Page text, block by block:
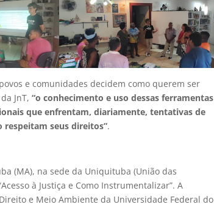
e comunidades decidem como querem ser
JnT,“o conhecimento e uso dessas ferramentas
que enfrentam, diariamente, tentativas de
respeitam seus direitos”.
(MA), na sede da Uniquituba (União das
à Justiça e Como Instrumentalizar”. A
e Meio Ambiente da Universidade Federal do